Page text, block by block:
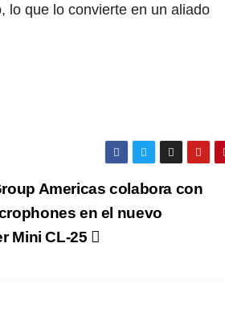
lo que lo convierte en un aliado
Americas colabora con
en el nuevo
Mini CL-25